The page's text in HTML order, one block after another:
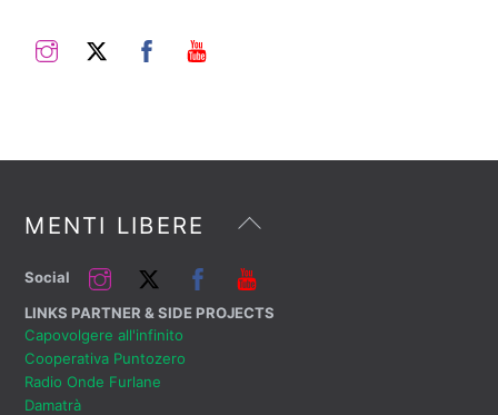
Back
MENTI LIBERE
Social
LINKS PARTNER & SIDE PROJECTS
Capovolgere all'infinito
Cooperativa Puntozero
Radio Onde Furlane
Damatrà